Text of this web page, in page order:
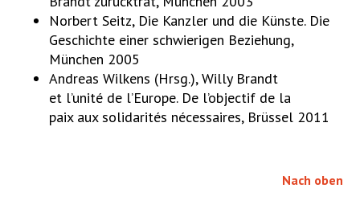
Norbert Seitz, Die Kanzler und die Künste. Die
Geschichte einer schwierigen Beziehung,
München 2005
Andreas Wilkens (Hrsg.), Willy Brandt
et l’unité de l’Europe. De l’objectif de la
paix aux solidarités nécessaires, Brüssel 2011
Nach oben